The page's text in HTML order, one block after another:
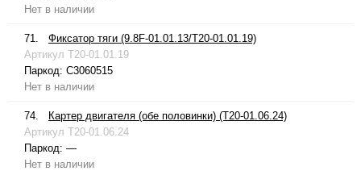
Нет в наличии
71.
Фиксатор тяги (9.8F-01.01.13/T20-01.01.19)
Артикул T20-01.01.19
Паркод: C3060515
Нет в наличии
74.
Картер двигателя (обе половинки) (T20-01.06.24)
Артикул T20-01.06.24
Паркод: —
Нет в наличии